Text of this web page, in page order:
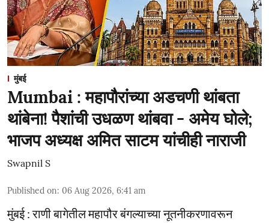
मुंबई
Mumbai : महापौरांच्या अडचणी थांबता
थांबेना! पैशांची उधळण थांबवा - अमेय घोले;
भाजप अध्यक्ष अमित साटम यांचीही नाराजी
Swapnil S
Published on: 06 Aug 2026, 6:41 am
मुंबई : राणी बागेतील महापौर बंगल्याच्या नूतनीकरणावरून